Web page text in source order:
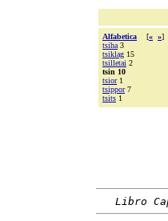
Alfabetica [« »]
tsiha 3
tsiklag 15
tsilletai 2
tsin 10
tsior1
tsippor7
tsits 1
Libro